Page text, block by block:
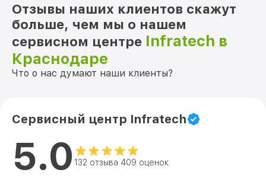
Отзывы наших клиентов скажут
больше, чем мы о нашем
сервисном центре Infratech в
Краснодаре
Что о нас думают наши клиенты?
Сервисный центр Infratech
5.0 132 отзыва 409 оценок